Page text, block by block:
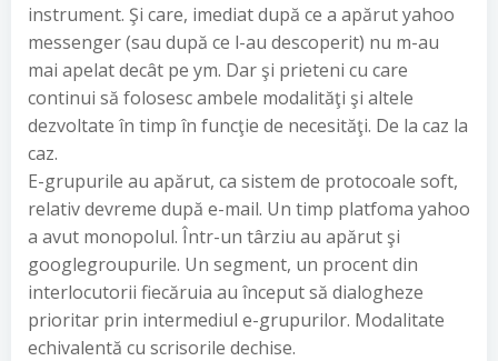
instrument. Şi care, imediat după ce a apărut yahoo
messenger (sau după ce l-au descoperit) nu m-au
mai apelat decât pe ym. Dar şi prieteni cu care
continui să folosesc ambele modalităţi şi altele
dezvoltate în timp în funcţie de necesităţi. De la caz la
caz.
E-grupurile au apărut, ca sistem de protocoale soft,
relativ devreme după e-mail. Un timp platfoma yahoo
a avut monopolul. Într-un târziu au apărut şi
googlegroupurile. Un segment, un procent din
interlocutorii fiecăruia au început să dialogheze
prioritar prin intermediul e-grupurilor. Modalitate
echivalentă cu scrisorile dechise.